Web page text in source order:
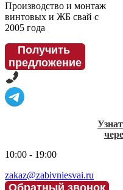
Производство и монтаж
винтовых и ЖБ свай с
2005 года
Получить
предложение
10:00 - 19:00
zakaz@zabivniesvai.ru
Обратный звонок